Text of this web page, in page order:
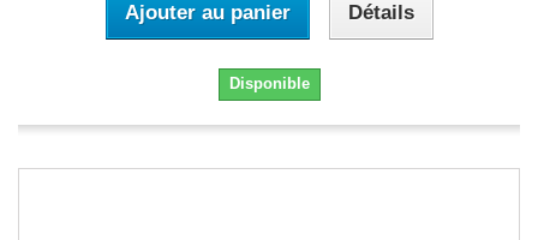
Ajouter au panier Détails
Disponible